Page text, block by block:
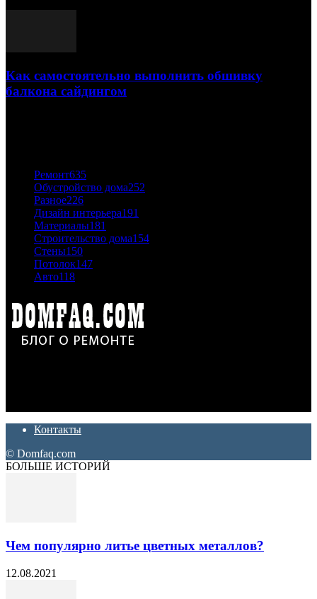
Как самостоятельно выполнить обшивку
балкона сайдингом
Ремонт635
Обустройство дома252
Разное226
Дизайн интерьера191
Материалы181
Строительство дома154
Стены150
Потолок147
Авто118
Контакты
© Domfaq.com
БОЛЬШЕ ИСТОРИЙ
Чем популярно литье цветных металлов?
12.08.2021